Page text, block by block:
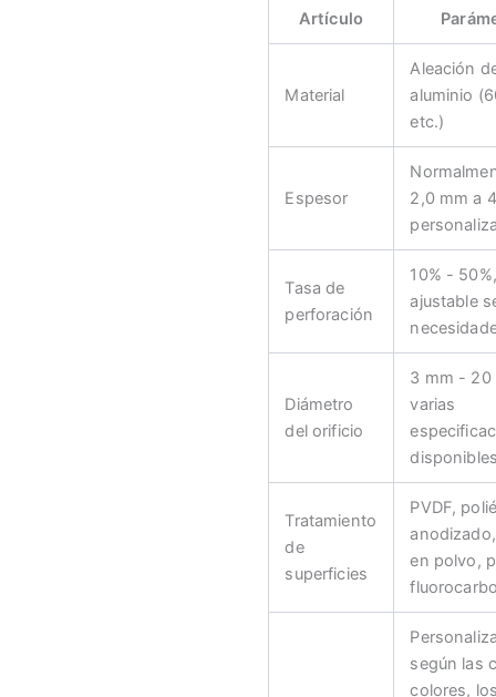
Artículo
Material
Aleación
aluminio
etc.)
Espesor
2,0 mm a
Tasa de
perforación
10% - 50%,
ajustable
Diámetro
del orificio
3 mm - 20
varias
Tratamiento
de
superficies
PVDF,
en polvo,
según las
colores,